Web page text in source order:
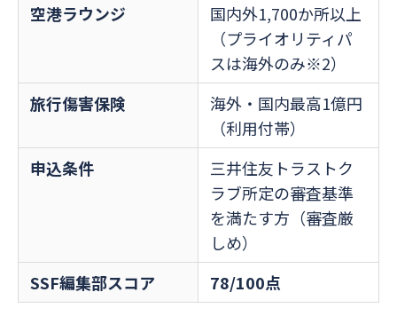
空港ラウンジ
国内外1,700か所以上
（プライオリティパ
スは海外のみ※2）
旅行傷害保険
海外・国内最高1億円
（利用付帯）
申込条件
三井住友トラストク
ラブ所定の審査基準
を満たす方（審査厳
しめ）
SSF編集部スコア
78/100点